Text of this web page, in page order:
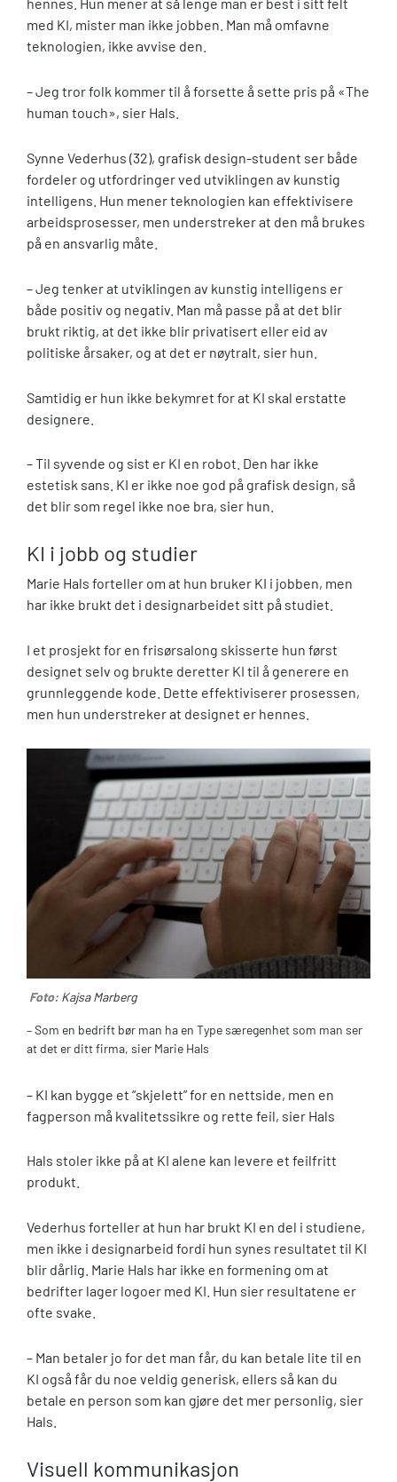
hennes. Hun mener at så lenge man er best i sitt felt
med KI, mister man ikke jobben. Man må omfavne
teknologien, ikke avvise den.
– Jeg tror folk kommer til å forsette å sette pris på «The
human touch», sier Hals.
Synne Vederhus (32), grafisk design-student ser både
fordeler og utfordringer ved utviklingen av kunstig
intelligens. Hun mener teknologien kan effektivisere
arbeidsprosesser, men understreker at den må brukes
på en ansvarlig måte.
– Jeg tenker at utviklingen av kunstig intelligens er
både positiv og negativ. Man må passe på at det blir
brukt riktig, at det ikke blir privatisert eller eid av
politiske årsaker, og at det er nøytralt, sier hun.
Samtidig er hun ikke bekymret for at KI skal erstatte
designere.
– Til syvende og sist er KI en robot. Den har ikke
estetisk sans. KI er ikke noe god på grafisk design, så
det blir som regel ikke noe bra, sier hun.
KI i jobb og studier
Marie Hals forteller om at hun bruker KI i jobben, men
har ikke brukt det i designarbeidet sitt på studiet.
I et prosjekt for en frisørsalong skisserte hun først
designet selv og brukte deretter KI til å generere en
grunnleggende kode. Dette effektiviserer prosessen,
men hun understreker at designet er hennes.
Foto: Kajsa Marberg
– Som en bedrift bør man ha en Type særegenhet som man ser
at det er ditt firma, sier Marie Hals
– KI kan bygge et “skjelett” for en nettside, men en
fagperson må kvalitetssikre og rette feil, sier Hals
Hals stoler ikke på at KI alene kan levere et feilfritt
produkt.
Vederhus forteller at hun har brukt KI en del i studiene,
men ikke i designarbeid fordi hun synes resultatet til KI
blir dårlig. Marie Hals har ikke en formening om at
bedrifter lager logoer med KI. Hun sier resultatene er
ofte svake.
– Man betaler jo for det man får, du kan betale lite til en
KI også får du noe veldig generisk, ellers så kan du
betale en person som kan gjøre det mer personlig, sier
Hals.
Visuell kommunikasjon